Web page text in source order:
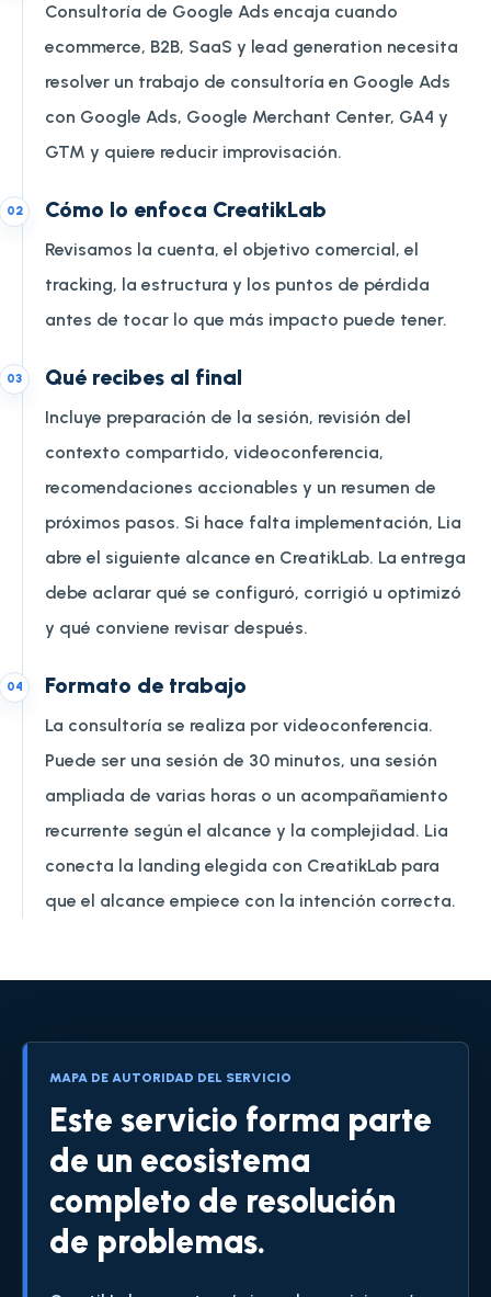
Consultoría de Google Ads encaja cuando
ecommerce, B2B, SaaS y lead generation necesita
resolver un trabajo de consultoría en Google Ads
con Google Ads, Google Merchant Center, GA4 y
GTM y quiere reducir improvisación.
02 Cómo lo enfoca CreatikLab
Revisamos la cuenta, el objetivo comercial, el
tracking, la estructura y los puntos de pérdida
antes de tocar lo que más impacto puede tener.
03 Qué recibes al final
Incluye preparación de la sesión, revisión del
contexto compartido, videoconferencia,
recomendaciones accionables y un resumen de
próximos pasos. Si hace falta implementación, Lia
abre el siguiente alcance en CreatikLab. La entrega
debe aclarar qué se configuró, corrigió u optimizó
y qué conviene revisar después.
04 Formato de trabajo
La consultoría se realiza por videoconferencia.
Puede ser una sesión de 30 minutos, una sesión
ampliada de varias horas o un acompañamiento
recurrente según el alcance y la complejidad. Lia
conecta la landing elegida con CreatikLab para
que el alcance empiece con la intención correcta.
MAPA DE AUTORIDAD DEL SERVICIO
Este servicio forma parte
de un ecosistema
completo de resolución
de problemas.